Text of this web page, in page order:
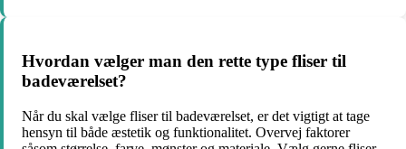
Hvordan vælger man den rette type fliser til
badeværelset?
Når du skal vælge fliser til badeværelset, er det vigtigt at tage
hensyn til både æstetik og funktionalitet. Overvej faktorer